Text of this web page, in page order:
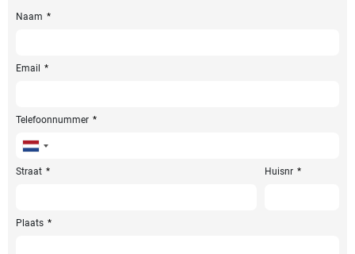
Naam
Email
Telefoonnummer
Netherlands
+31
Straat Huisnr
Plaats